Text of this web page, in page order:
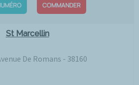
COMMANDER
St Marcellin
De Romans - 38160